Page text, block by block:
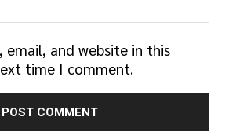
email, and website in this
time I comment.